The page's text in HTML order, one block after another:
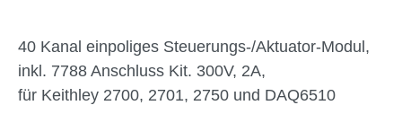
40 Kanal einpoliges Steuerungs-/Aktuator-Modul,
inkl. 7788 Anschluss Kit. 300V, 2A,
für Keithley 2700, 2701, 2750 und DAQ6510